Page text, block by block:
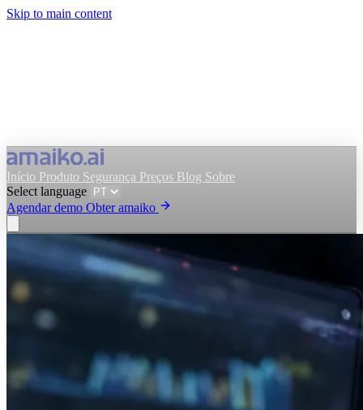
Skip to main content
Início Produto Segurança Preços Blog Sobre
Select language
Agendar demo Obter amaiko
Obter amaiko Agendar demo
Select language